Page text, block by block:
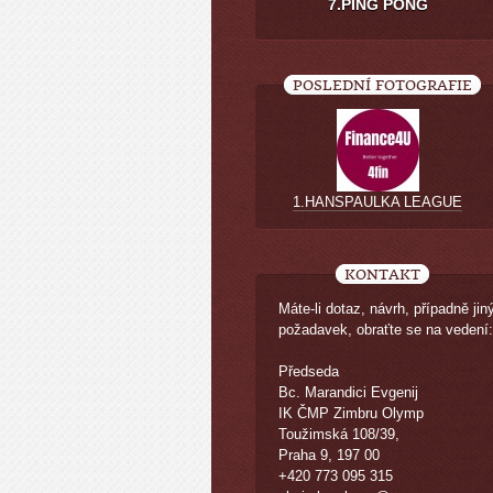
7.PING PONG
POSLEDNÍ FOTOGRAFIE
1.HANSPAULKA LEAGUE
KONTAKT
Máte-li dotaz, návrh, případně
požadavek, obraťte se na vedení:
Předseda
Bc. Marandici Evgenij
IK ČMP Zimbru Olymp
Toužimská 108/39,
Praha 9, 197 00
+420 773 095 315